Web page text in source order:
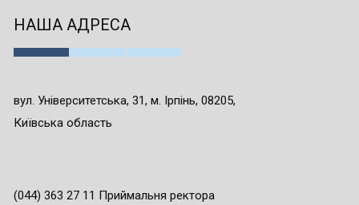
НАША АДРЕСА
вул. Університетська, 31, м. Ірпінь, 08205,
Київська область
(044) 363 27 11 Приймальня ректора